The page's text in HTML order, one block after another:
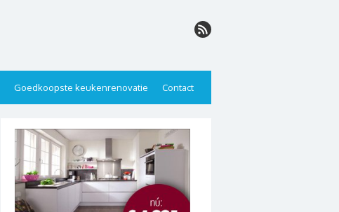
Goedkoopste keukenrenovatie Contact